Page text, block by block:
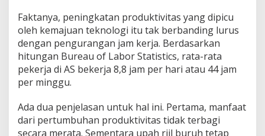
Faktanya, peningkatan produktivitas yang dipicu
oleh kemajuan teknologi itu tak berbanding lurus
dengan pengurangan jam kerja. Berdasarkan
hitungan Bureau of Labor Statistics, rata-rata
pekerja di AS bekerja 8,8 jam per hari atau 44 jam
per minggu.
Ada dua penjelasan untuk hal ini. Pertama, manfaat
dari pertumbuhan produktivitas tidak terbagi
secara merata. Sementara upah riil buruh tetap